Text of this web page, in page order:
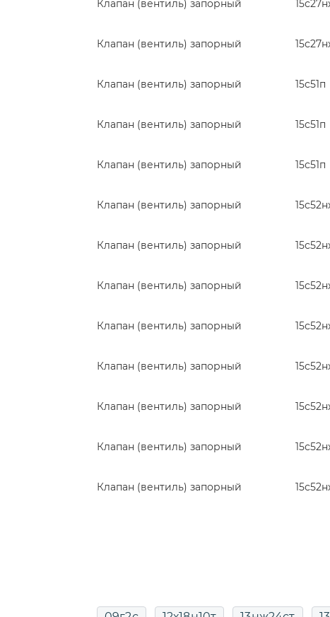
Клапан (вентиль) запорный
Клапан (вентиль) запорный
Клапан (вентиль) запорный 15с51п
Клапан (вентиль) запорный 15с51п
Клапан (вентиль) запорный 15с51п
Клапан (вентиль) запорный
Клапан (вентиль) запорный
Клапан (вентиль) запорный
Клапан (вентиль) запорный
Клапан (вентиль) запорный
Клапан (вентиль) запорный
Клапан (вентиль) запорный
Клапан (вентиль) запорный